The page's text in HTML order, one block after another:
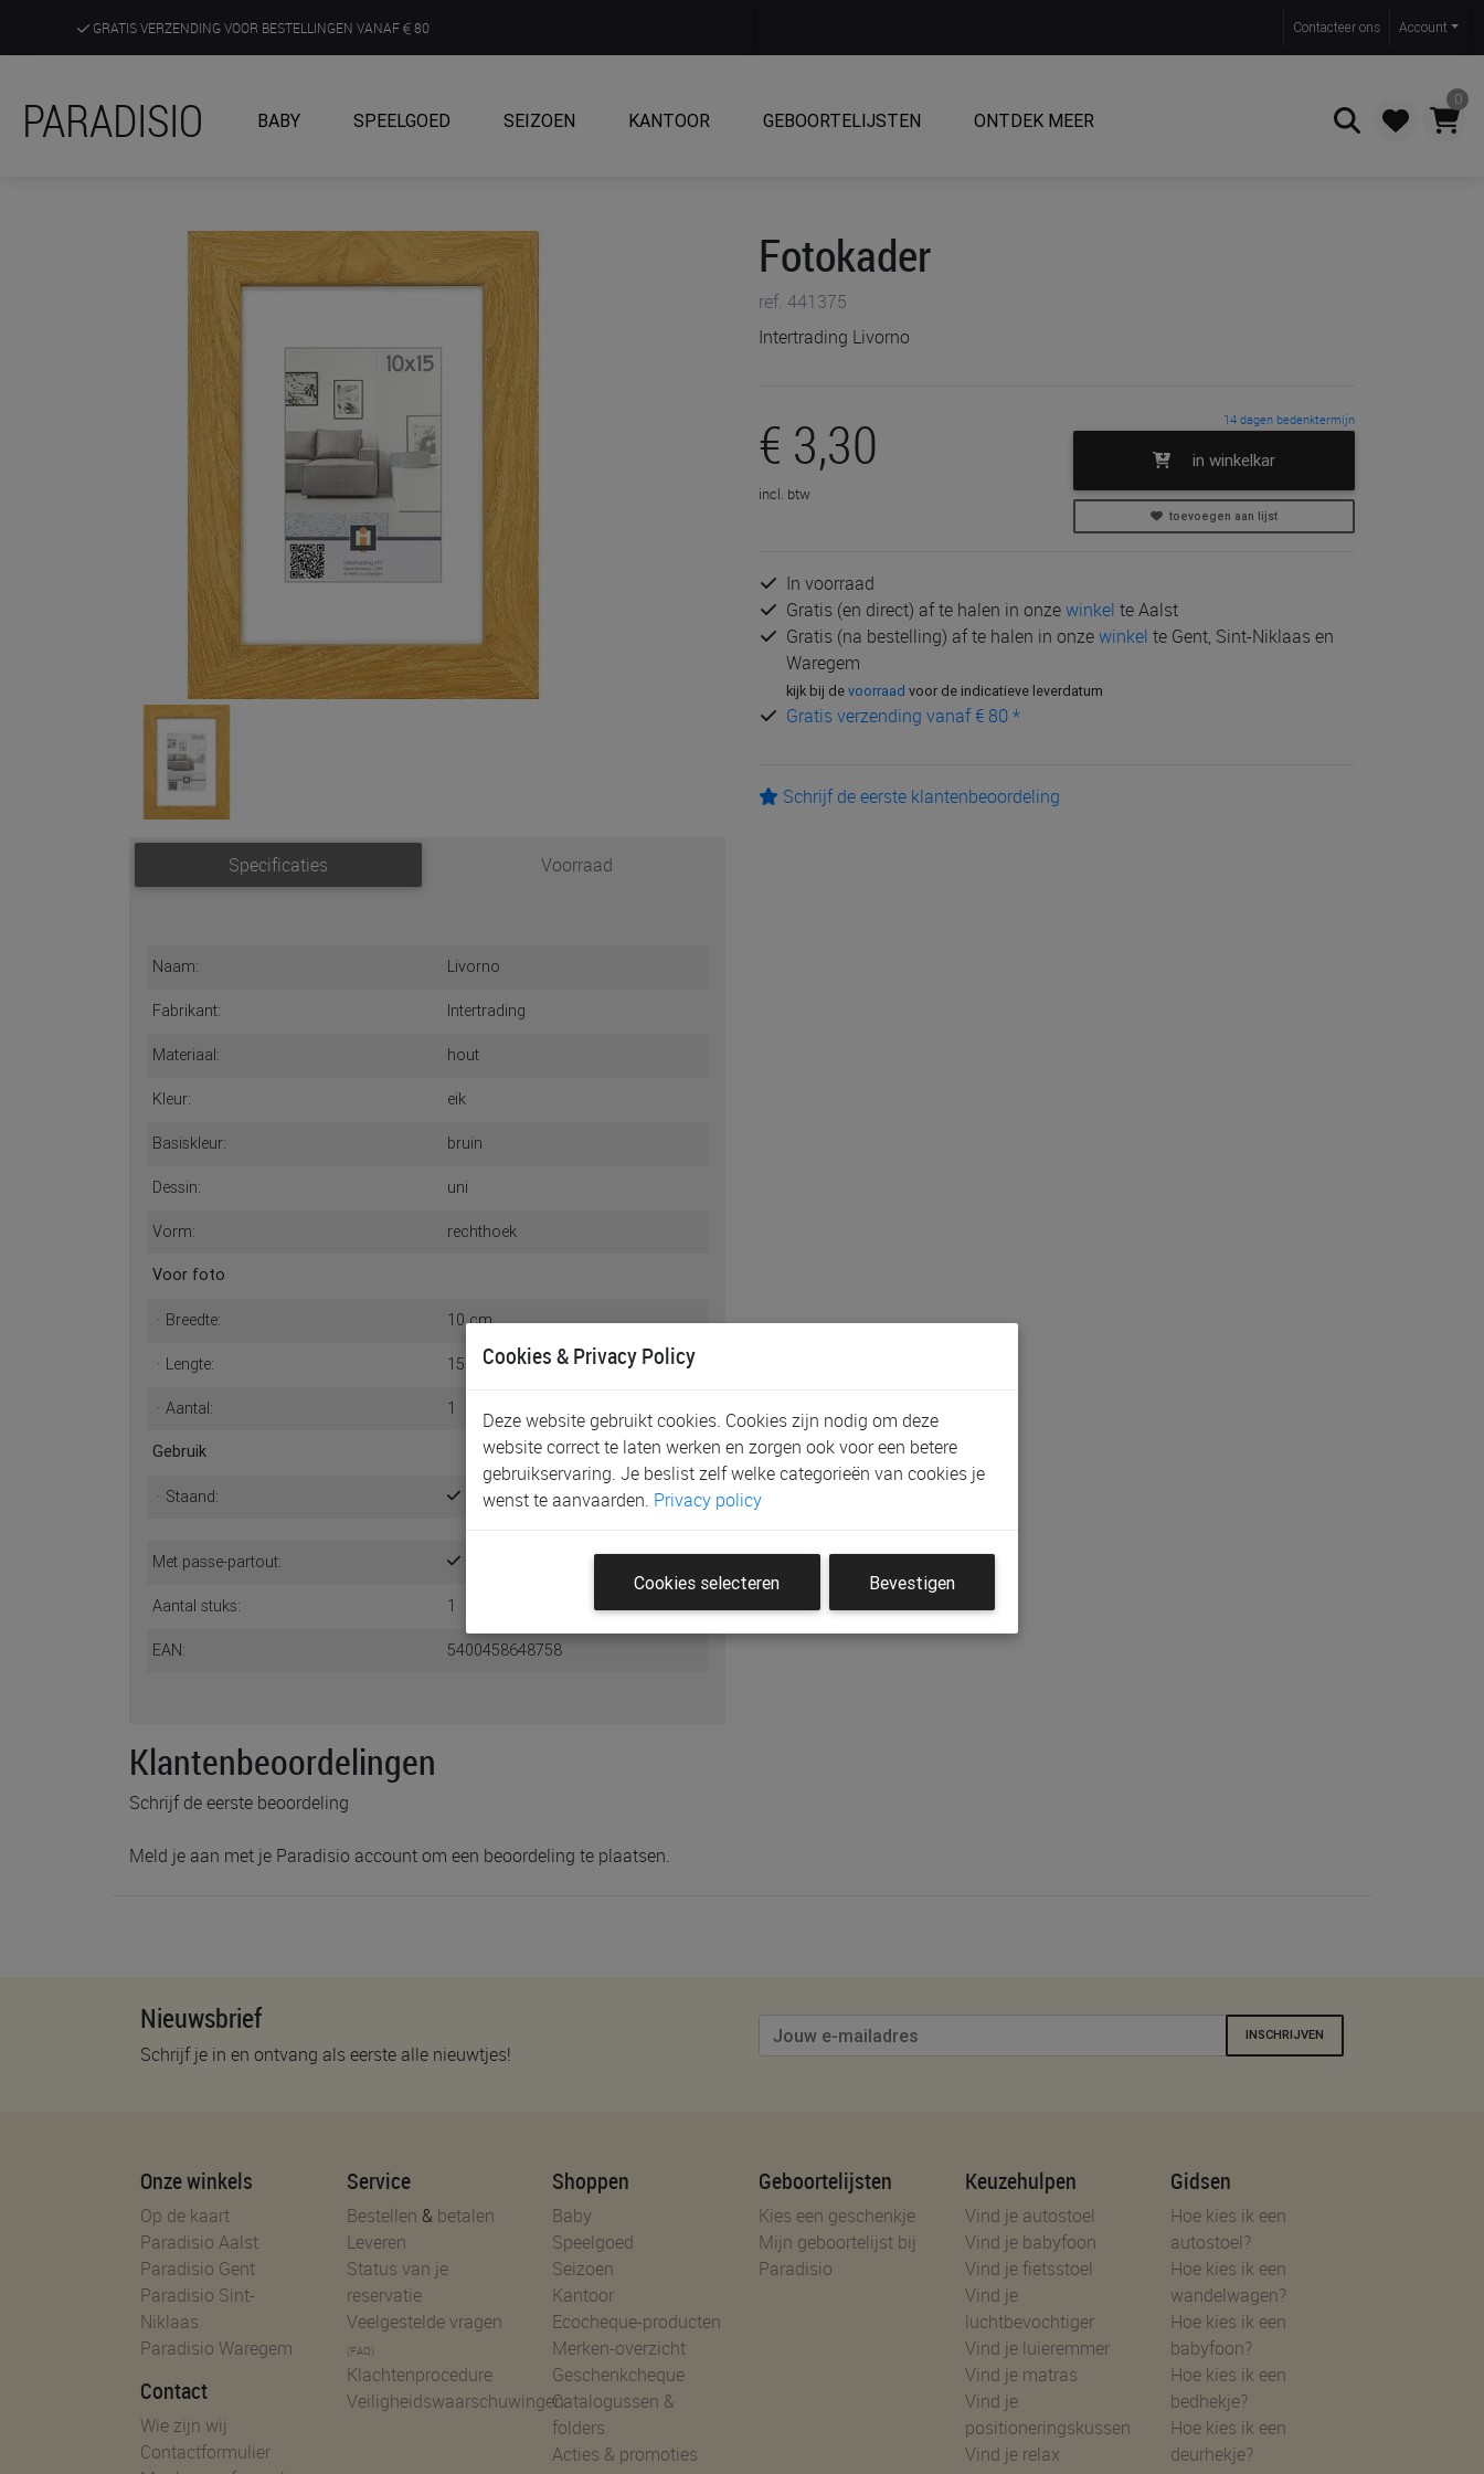
GRATIS VERZENDING VOOR BESTELLINGEN VANAF 80
ONTDEK, BELEEF EN KRIJG ADVIES IN ONZE WINKELS
Contacteer ons Account
PARADISIO BABY SPEELGOED SEIZOEN KANTOOR GEBOORTELIJSTEN ONTDEK MEER
0
Specificaties Voorraad
Naam: Livorno
Fabrikant: Intertrading
Materiaal: hout
Kleur: eik
Basiskleur: bruin
Dessin: uni
Vorm: rechthoek
Voor foto
· Breedte: 10 cm
· Lengte: 15 cm
· Aantal: 1
Gebruik
· Staand:
Met passe-partout:
Aantal stuks: 1
EAN: 5400458648758
Fotokader
ref. 441375
Intertrading Livorno
€ 3,30
incl. btw
14 dagen bedenktermijn
in winkelkar
toevoegen aan lijst
In voorraad
Gratis (en direct) af te halen in onzewinkel te Aalst
Gratis (na bestelling) af te halen in onzewinkel te Gent, Sint-Niklaas en
Waregem
kijk bij devoorraad voor de indicatieve leverdatum
Gratis verzending vanaf € 80 *
Schrijf de eerste klantenbeoordeling
Klantenbeoordelingen
Schrijf de eerste beoordeling
Meld je aan met je Paradisio account om een beoordeling te plaatsen.
Nieuwsbrief
Schrijf je in en ontvang als eerste alle nieuwtjes!
INSCHRIJVEN
Onze winkels
Op de kaart
Paradisio Aalst
Paradisio Gent
Paradisio Sint-
Niklaas
Paradisio Waregem
Contact
Wie zijn wij
Contactformulier
Service
Bestellen & betalen
Leveren
Status van je
reservatie
Veelgestelde vragen
(FAQ)
Klachtenprocedure
Veiligheidswaarschuwingen
Shoppen
Baby
Speelgoed
Seizoen
Kantoor
Ecocheque-producten
Merken-overzicht
Geschenkcheque
Catalogussen &
folders
Acties & promoties
Geboortelijsten
Kies een geschenkje
Mijn geboortelijst bij
Paradisio
Keuzehulpen
Vind je autostoel
Vind je babyfoon
Vind je fietsstoel
Vind je
luchtbevochtiger
Vind je luieremmer
Vind je matras
Vind je
positioneringskussen
Vind je relax
Gidsen
Hoe kies ik een
autostoel?
Hoe kies ik een
wandelwagen?
Hoe kies ik een
babyfoon?
Hoe kies ik een
bedhekje?
Hoe kies ik een
deurhekje?
Cookies & Privacy Policy
Deze website gebruikt cookies. Cookies zijn nodig om deze
website correct te laten werken en zorgen ook voor een betere
gebruikservaring. Je beslist zelf welke categorieën van cookies je
wenst te aanvaarden. Privacy policy
Cookies selecteren Bevestigen